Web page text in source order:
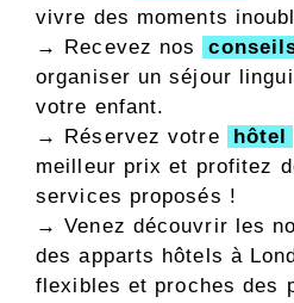
vivre des moments
→ Recevez nos
organiser un séjour
votre enfant.
→ Réservez votre
hôtel
meilleur prix et profitez
services proposés !
→Venez découvrir les
des apparts hôtels à
flexibles et proches des